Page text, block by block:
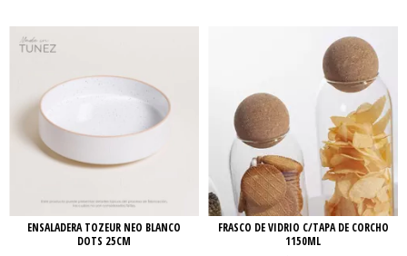
ENSALADERA TOZEUR NEO BLANCO
DOTS 25CM
FRASCO DE VIDRIO C/TAPA DE CORCHO
1150ML